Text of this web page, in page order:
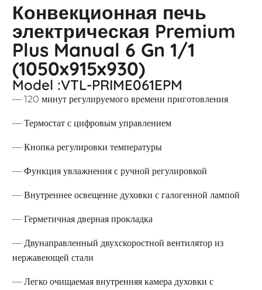
Конвекционная печь
электрическая Premium
Plus Manual 6 Gn 1/1
(1050x915x930)
Model :VTL-PRIME061EPM
— 120 минут регулируемого времени приготовления
— Термостат с цифровым управлением
— Кнопка регулировки температуры
— Функция увлажнения с ручной регулировкой
— Внутреннее освещение духовки с галогенной лампой
— Герметичная дверная прокладка
— Двунаправленный двухскоростной вентилятор из
нержавеющей стали
— Легко очищаемая внутренняя камера духовки с